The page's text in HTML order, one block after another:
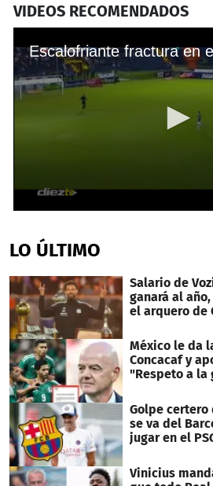
VIDEOS RECOMENDADOS
of
56
LO ÚLTIMO
Salario de
ganará al
el arquero de
México le da
Concacaf y
"Respeto a la
Golpe certero
se va del
jugar en el
Vinicius